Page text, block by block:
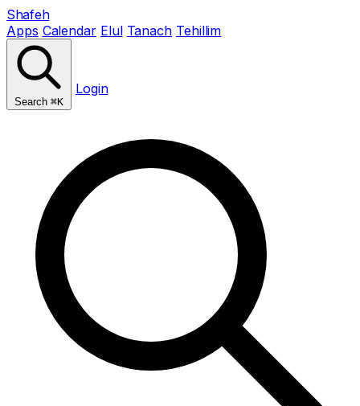
Shafeh
Apps Calendar Elul Tanach Tehillim
Search ⌘K
Login